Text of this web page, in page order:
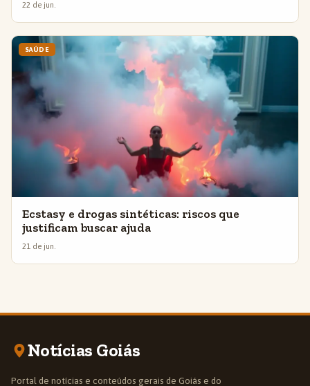
22 de jun.
SAÚDE
Ecstasy e drogas sintéticas: riscos que
justificam buscar ajuda
21 de jun.
Notícias Goiás
Portal de notícias e conteúdos gerais de Goiás e do